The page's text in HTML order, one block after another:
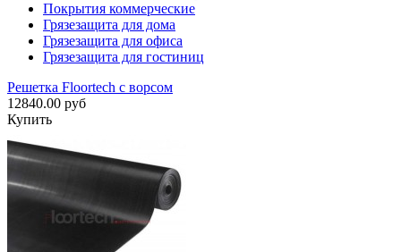
Покрытия коммерческие
Грязезащита для дома
Грязезащита для офиса
Грязезащита для гостиниц
Решетка Floortech с ворсом
12840.00 руб
Купить